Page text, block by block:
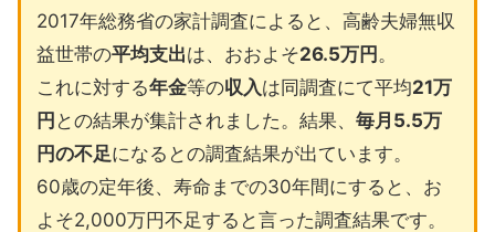
2017年総務省の家計調査によると、高齢夫婦無収
益世帯の平均支出は、おおよそ26.5万円。
これに対する年金等の収入は同調査にて平均21万
円 との結果が集計されました。結果、 毎月5.5万
円の不足になるとの調査結果が出ています。
60歳の定年後、寿命までの30年間にすると、お
よそ2,000万円不足すると言った調査結果です。